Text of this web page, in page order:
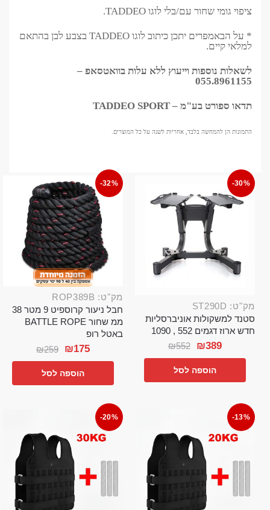
ציפוי גומי שחור עם/בלי לוגו TADDEO.
* על הבאמפרים יתכן כיתוב לוגו TADDEO בצבע לבן בהתאם
למלאי קיים.
לשאלות נוספות וייעוץ ללא עלות בוואטסאפ –
055.8961155
תדאו ספורט בע"מ – TADDEO SPORT
התמונות הן להמחשה בלבד, אחריות לשנה על כל המוצרים.
-30%
מק"ט: ST290D
סטנד למשקולות אוניברסליות
חדש ארוז דגמים 552 , 1090
₪552 ₪389
הוספה לסל
-32%
מק"ט: ROP389B
חבל ניעור קרוספיט 9 מטר 38
ממ שחור BATTLE ROPE
באטל רופ
₪259 ₪175
הוספה לסל
-13%
-20%